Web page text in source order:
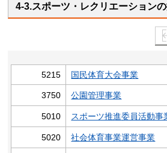
4-3.スポーツ・レクリエーション
5215 国民体育大会事業
3750 公園管理事業
5010 スポーツ推進委員活動事
5020 社会体育事業運営事業